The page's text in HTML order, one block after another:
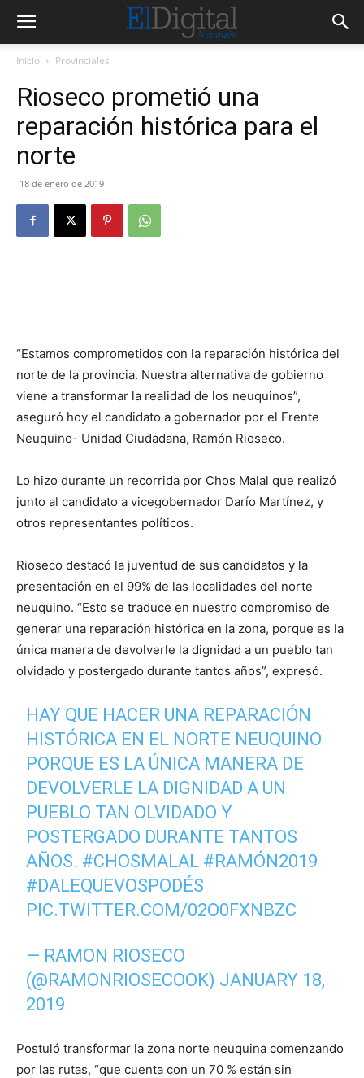
Inicio Provinciales
Rioseco prometió una
reparación histórica para el
norte
18 de enero de 2019
“Estamos comprometidos con la reparación histórica del
norte de la provincia. Nuestra alternativa de gobierno
viene a transformar la realidad de los neuquinos”,
aseguró hoy el candidato a gobernador por el Frente
Neuquino- Unidad Ciudadana, Ramón Rioseco.
Lo hizo durante un recorrida por Chos Malal que realizó
junto al candidato a vicegobernador Darío Martínez, y
otros representantes políticos.
Rioseco destacó la juventud de sus candidatos y la
presentación en el 99% de las localidades del norte
neuquino. “Esto se traduce en nuestro compromiso de
generar una reparación histórica en la zona, porque es la
única manera de devolverle la dignidad a un pueblo tan
olvidado y postergado durante tantos años”, expresó.
HAY QUE HACER UNA REPARACIÓN
HISTÓRICA EN EL NORTE NEUQUINO
PORQUE ES LA ÚNICA MANERA DE
DEVOLVERLE LA DIGNIDAD A UN
PUEBLO TAN OLVIDADO Y
POSTERGADO DURANTE TANTOS
AÑOS. #CHOSMALAL #RAMÓN2019
#DALEQUEVOSPODÉS
PIC.TWITTER.COM/02O0FXNBZC
— RAMON RIOSECO
(@RAMONRIOSECOOK) JANUARY 18,
2019
Postuló transformar la zona norte neuquina comenzando
por las rutas, “que cuenta con un 70 % están sin